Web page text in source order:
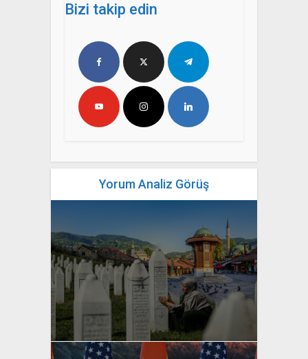
Bizi takip edin
Yorum Analiz Görüş
yazan
Bahri Ak